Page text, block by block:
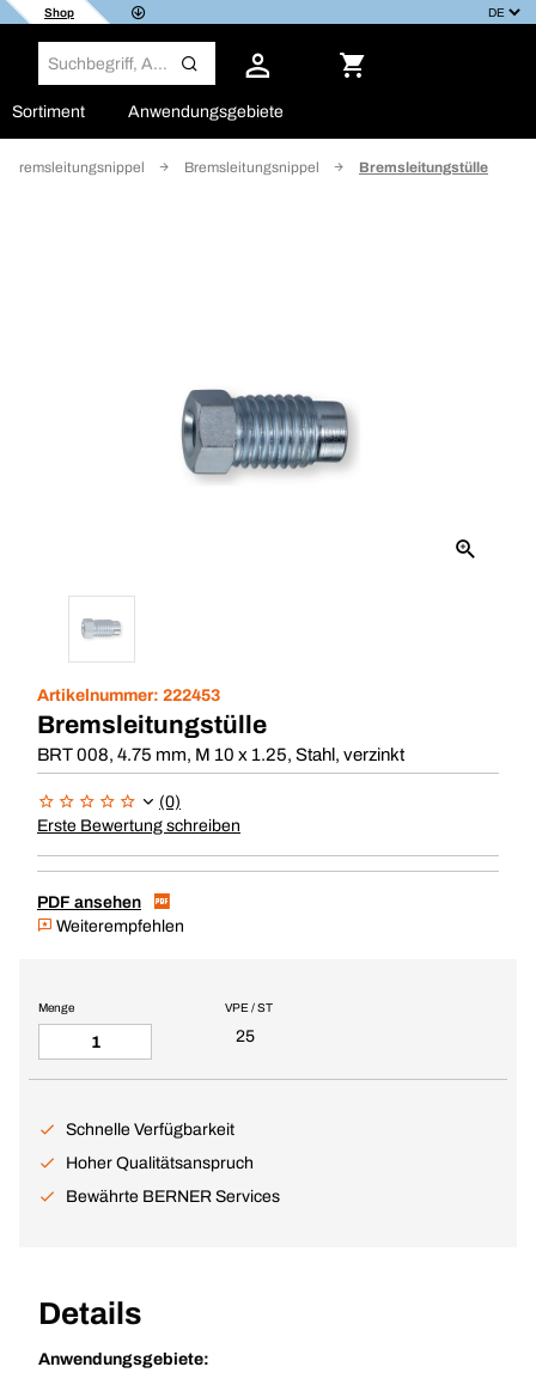
Shop
Sortiment Anwendungsgebiete
Bremsleitungsnippel Bremsleitungsnippel Bremsleitungstülle
Artikelnummer: 222453
Bremsleitungstülle
BRT 008, 4.75 mm, M 10 x 1.25, Stahl, verzinkt
(0)
Erste Bewertung schreiben
PDF ansehen
Weiterempfehlen
VPE / ST
25
Menge
Schnelle Verfügbarkeit
Hoher Qualitätsanspruch
Bewährte BERNER Services
Details
Anwendungsgebiete: